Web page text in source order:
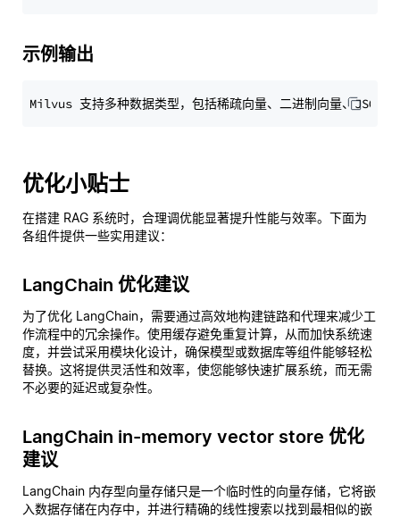
示例输出
优化小贴士
在搭建 RAG 系统时，合理调优能显著提升性能与效率。下面为
各组件提供一些实用建议：
LangChain 优化建议
为了优化 LangChain，需要通过高效地构建链路和代理来减少工
作流程中的冗余操作。使用缓存避免重复计算，从而加快系统速
度，并尝试采用模块化设计，确保模型或数据库等组件能够轻松
替换。这将提供灵活性和效率，使您能够快速扩展系统，而无需
不必要的延迟或复杂性。
LangChain in-memory vector store 优化
建议
LangChain 内存型向量存储只是一个临时性的向量存储，它将嵌
入数据存储在内存中，并进行精确的线性搜索以找到最相似的嵌